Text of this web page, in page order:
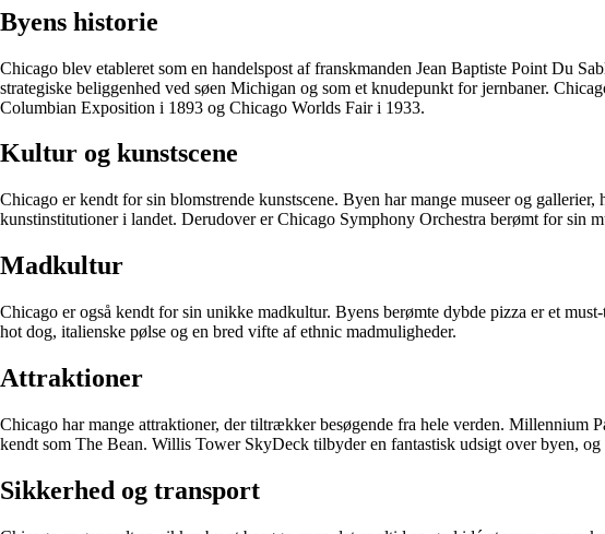
Byens historie
Chicago blev etableret som en handelspost af franskmanden Jean Baptiste Point Du
strategiske beliggenhed ved søen Michigan og som et knudepunkt for jernbaner.
Columbian Exposition i 1893 og Chicago Worlds Fair i 1933.
Kultur og kunstscene
Chicago er kendt for sin blomstrende kunstscene. Byen har mange museer og
kunstinstitutioner i landet. Derudover er Chicago Symphony Orchestra berømt for sin
Madkultur
Chicago er også kendt for sin unikke madkultur. Byens berømte dybde pizza er et
hot dog, italienske pølse og en bred vifte af ethnic madmuligheder.
Attraktioner
Chicago har mange attraktioner, der tiltrækker besøgende fra hele verden.
kendt som The Bean. Willis Tower SkyDeck tilbyder en fantastisk udsigt over byen,
Sikkerhed og transport